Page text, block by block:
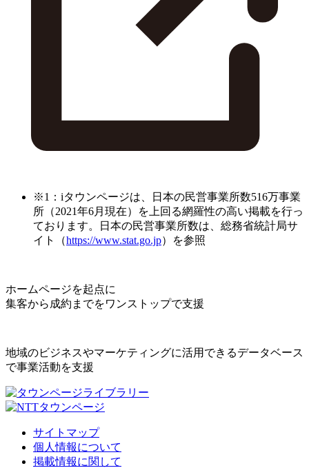
※1：iタウンページは、日本の民営事業所数516万事業
所（2021年6月現在）を上回る網羅性の高い掲載を行っ
ております。日本の民営事業所数は、総務省統計局サ
イト（https://www.stat.go.jp）を参照
ホームページを起点に
集客から成約までをワンストップで支援
地域のビジネスやマーケティングに活用できるデータベース
で事業活動を支援
サイトマップ
個人情報について
掲載情報に関して